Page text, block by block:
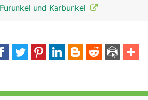
Furunkel und Karbunkel